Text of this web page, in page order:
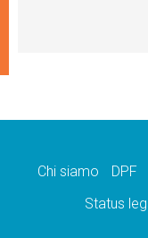
Chi siamo DPF
Status